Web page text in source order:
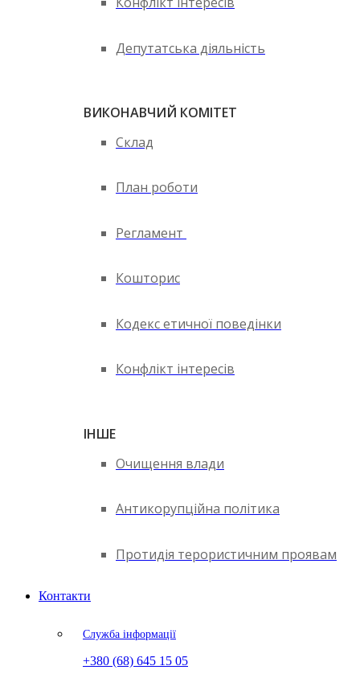
Депутатська діяльність
ВИКОНАВЧИЙ КОМІТЕТ
Склад
План роботи
Регламент
Кошторис
Кодекс етичної поведінки
Конфлікт інтересів
ІНШЕ
Очищення влади
Антикорупційна політика
Протидія терористичним проявам
Контакти
Служба інформації
+380 (68) 645 15 05